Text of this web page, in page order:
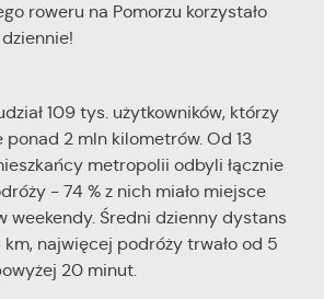
roweru na Pomorzu korzystało
109 tys. użytkowników, którzy
ponad 2 mln kilometrów. Od 13
metropolii odbyli łącznie
- 74 % z nich miało miejsce
weekendy. Średni dzienny dystans
km, najwięcej podróży trwało od 5
20 minut.